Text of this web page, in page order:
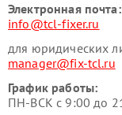
Электронная почта:
info@tcl-fixer.ru
для юридических
manager@fix-tcl.ru
График работы:
ПН-ВСК с 9:00 до